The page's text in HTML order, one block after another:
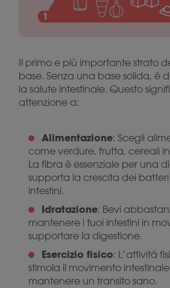
Il primo e più importante strato
base. Senza una base solida, è
la salute intestinale. Questo
attenzione a:
Alimentazione: Scegli
come verdure, frutta, cereali
La fibra è essenziale per una
supporta la crescita dei
intestini.
Idratazione: Bevi
mantenere i tuoi intestini in
supportare la digestione.
Esercizio fisico: L’attività
stimola il movimento
mantenere un transito sano.